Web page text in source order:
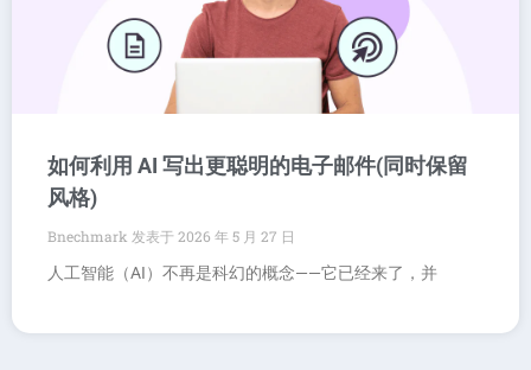
如何利用 AI 写出更聪明的电子邮件(同时保留
风格)
Bnechmark
2026 年 5 月 27 日
人工智能（AI）不再是科幻的概念——它已经来了，并